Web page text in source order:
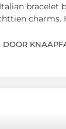
bracelet
charms.
DOOR